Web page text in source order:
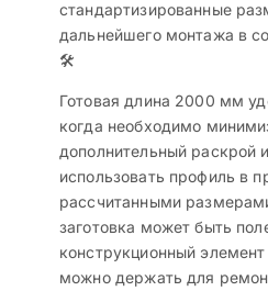
стандартизированные
дальнейшего монтажа в
🛠️
Готовая длина 2000 мм
когда необходимо
дополнительный раскрой
использовать профиль в
рассчитанными
заготовка может быть
конструкционный
можно держать для